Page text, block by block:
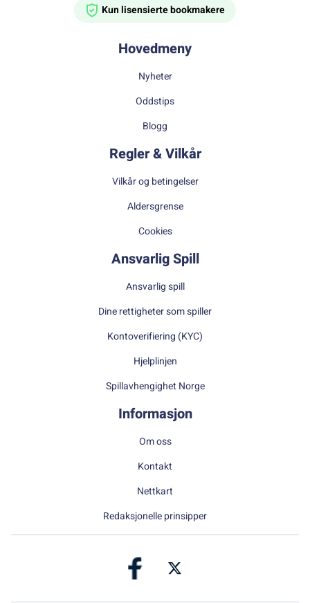
Kun lisensierte bookmakere
Hovedmeny
Nyheter
Oddstips
Blogg
Regler & Vilkår
Vilkår og betingelser
Aldersgrense
Cookies
Ansvarlig Spill
Ansvarlig spill
Dine rettigheter som spiller
Kontoverifiering (KYC)
Hjelplinjen
Spillavhengighet Norge
Informasjon
Om oss
Kontakt
Nettkart
Redaksjonelle prinsipper